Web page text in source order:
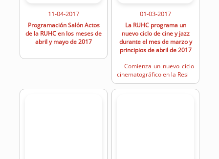
11-04-2017
Programación Salón Actos
de la RUHC en los meses de
abril y mayo de 2017
01-03-2017
La RUHC programa un
nuevo ciclo de cine y jazz
durante el mes de marzo y
principios de abril de 2017
Comienza un nuevo ciclo
cinematográfico en la Resi